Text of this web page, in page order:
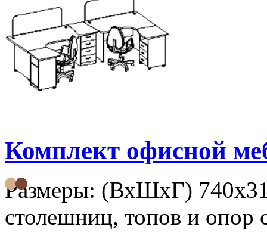
Комплект офисной
Размеры: (ВхШхГ)
столешниц, топов и